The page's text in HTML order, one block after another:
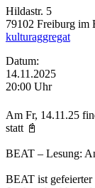
Hildastr. 5
79102 Freiburg im
kulturaggregat
Datum:
14.11.2025
20:00 Uhr
Am Fr, 14.11.25
statt 📓
BEAT – Lesung:
BEAT ist